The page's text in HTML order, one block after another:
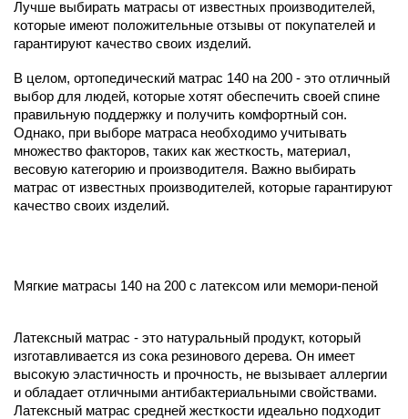
Лучше выбирать матрасы от известных производителей,
которые имеют положительные отзывы от покупателей и
гарантируют качество своих изделий.
В целом, ортопедический матрас 140 на 200 - это отличный
выбор для людей, которые хотят обеспечить своей спине
правильную поддержку и получить комфортный сон.
Однако, при выборе матраса необходимо учитывать
множество факторов, таких как жесткость, материал,
весовую категорию и производителя. Важно выбирать
матрас от известных производителей, которые гарантируют
качество своих изделий.
Мягкие матрасы 140 на 200 с латексом или мемори-пеной
Латексный матрас - это натуральный продукт, который
изготавливается из сока резинового дерева. Он имеет
высокую эластичность и прочность, не вызывает аллергии
и обладает отличными антибактериальными свойствами.
Латексный матрас средней жесткости идеально подходит